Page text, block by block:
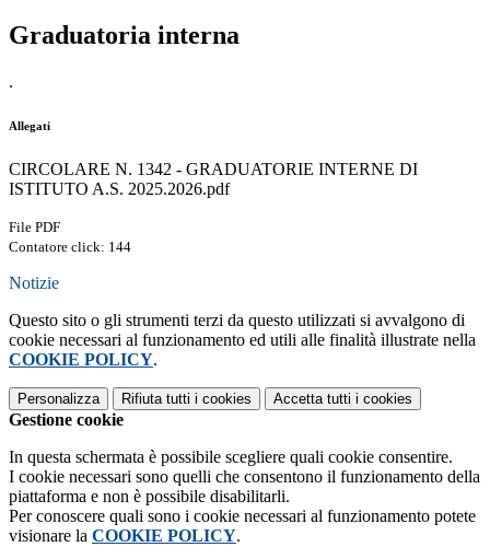
Graduatoria interna
.
Allegati
CIRCOLARE N. 1342 - GRADUATORIE INTERNE DI
ISTITUTO A.S. 2025.2026.pdf
File PDF
Contatore click: 144
Notizie
Questo sito o gli strumenti terzi da questo utilizzati si avvalgono di
cookie necessari al funzionamento ed utili alle finalità illustrate nella
COOKIE POLICY.
Personalizza Rifiuta tutti i cookies Accetta tutti i cookies
Gestione cookie
In questa schermata è possibile scegliere quali cookie consentire.
I cookie necessari sono quelli che consentono il funzionamento della
piattaforma e non è possibile disabilitarli.
Per conoscere quali sono i cookie necessari al funzionamento potete
visionare la COOKIE POLICY.